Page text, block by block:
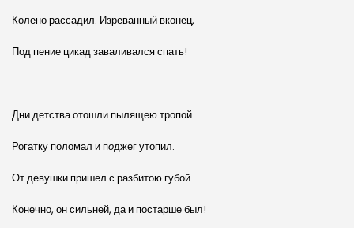
Колено рассадил. Изреванный вконец,
Под пение цикад заваливался спать!
Дни детства отошли пылящею тропой.
Рогатку поломал и поджег утопил.
От девушки пришел с разбитою губой.
Конечно, он сильней, да и постарше был!